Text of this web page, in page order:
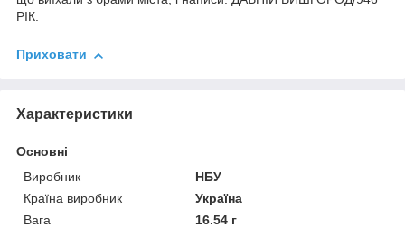
РІК.
Приховати
Характеристики
Основні
Виробник
НБУ
Країна виробник
Україна
Вага
16.54 г